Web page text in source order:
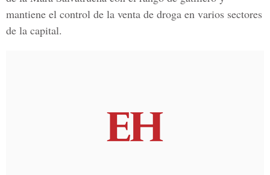
mantiene el control de la venta de droga en varios sectores
de la capital.